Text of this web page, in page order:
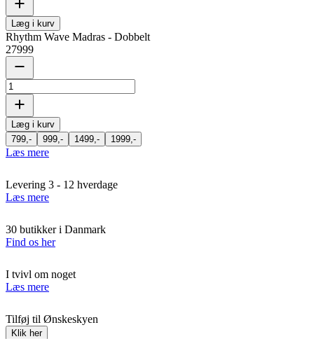
Læg i kurv
Rhythm Wave Madras - Dobbelt
27999
Læg i kurv
799,-
999,- 1499,- 1999,-
Læs mere
Levering 3 - 12 hverdage
Læs mere
30 butikker i Danmark
Find os her
I tvivl om noget
Læs mere
Tilføj til Ønskeskyen
Klik her